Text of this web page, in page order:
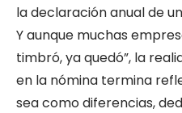
la declaración anual de
Y aunque muchas
timbró, ya quedó”, la
en la nómina termina
sea como diferencias,